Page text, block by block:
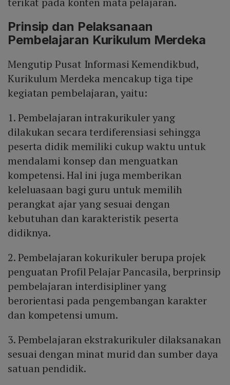
Prinsip dan Pelaksanaan
Pembelajaran Kurikulum Merdeka
Mengutip Pusat Informasi Kemendikbud,
Kurikulum Merdeka mencakup tiga tipe
kegiatan pembelajaran, yaitu:
1. Pembelajaran intrakurikuler yang
dilakukan secara terdiferensiasi sehingga
peserta didik memiliki cukup waktu untuk
mendalami konsep dan menguatkan
kompetensi. Hal ini juga memberikan
keleluasaan bagi guru untuk memilih
perangkat ajar yang sesuai dengan
kebutuhan dan karakteristik peserta
didiknya.
2. Pembelajaran kokurikuler berupa projek
penguatan Profil Pelajar Pancasila, berprinsip
pembelajaran interdisipliner yang
berorientasi pada pengembangan karakter
dan kompetensi umum.
3. Pembelajaran ekstrakurikuler dilaksanakan
sesuai dengan minat murid dan sumber daya
satuan pendidik.